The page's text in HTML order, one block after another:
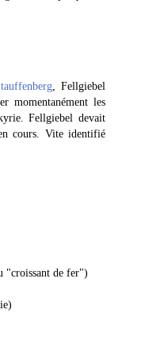
, Fellgiebel
momentanément les
Fellgiebel devait
cours. Vite identifié
"croissant de fer")